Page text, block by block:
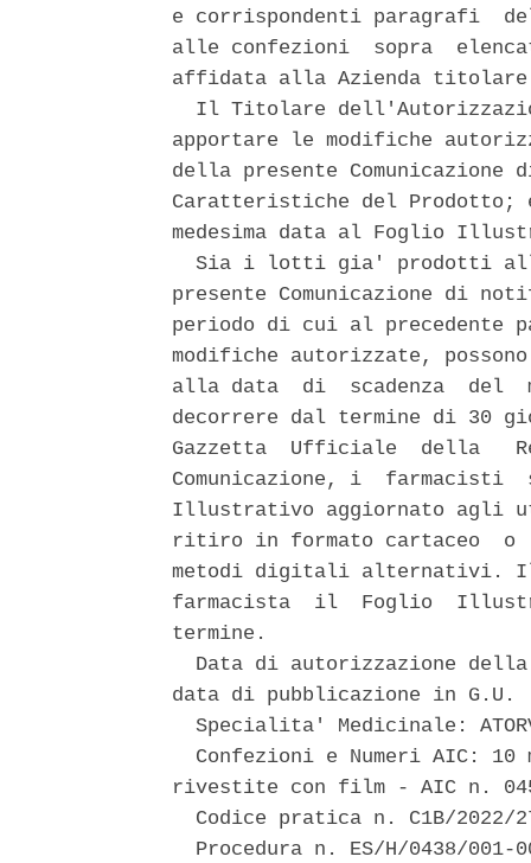
e corrispondenti paragrafi
alle confezioni  sopra
affidata alla Azienda
Il Titolare
apportare le modifiche
della presente
Caratteristiche del
medesima data al Foglio
Sia i lotti gia' prodotti
presente Comunicazione di
periodo di cui al precedente
modifiche autorizzate,
alla data  di  scadenza  del
decorrere dal termine di 30
Gazzetta  Ufficiale  della
Comunicazione, i
Illustrativo aggiornato agli
ritiro in formato cartaceo
metodi digitali alternativi.
farmacista  il  Foglio
termine.
Data di autorizzazione
data di pubblicazione in G.U.
Specialita' Medicinale:
Confezioni e Numeri AIC: 10
rivestite con film - AIC n.
Codice pratica n. C1B/2022/
Procedura n. ES/H/0438/